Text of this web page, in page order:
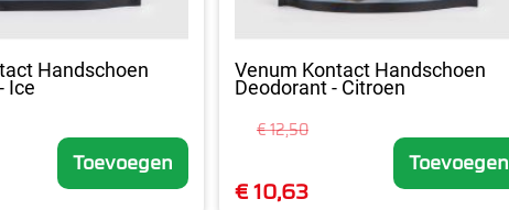
Handschoen
Ice
Toevoegen
Venum Kontact Handschoen
Deodorant - Citroen
€ 12,50
€ 10,63
Toevoegen